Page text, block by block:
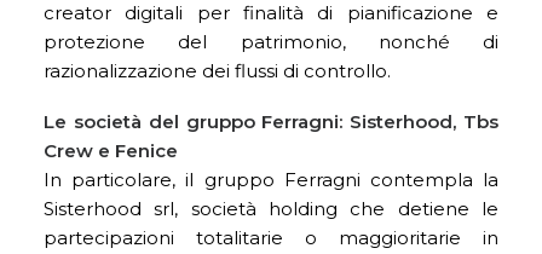
creator digitali per finalità di pianificazione e
protezione del patrimonio, nonché di
razionalizzazione dei flussi di controllo.
Le società del gruppo Ferragni: Sisterhood, Tbs
Crew e Fenice
In particolare, il gruppo Ferragni contempla la
Sisterhood srl, società holding che detiene le
partecipazioni totalitarie o maggioritarie in